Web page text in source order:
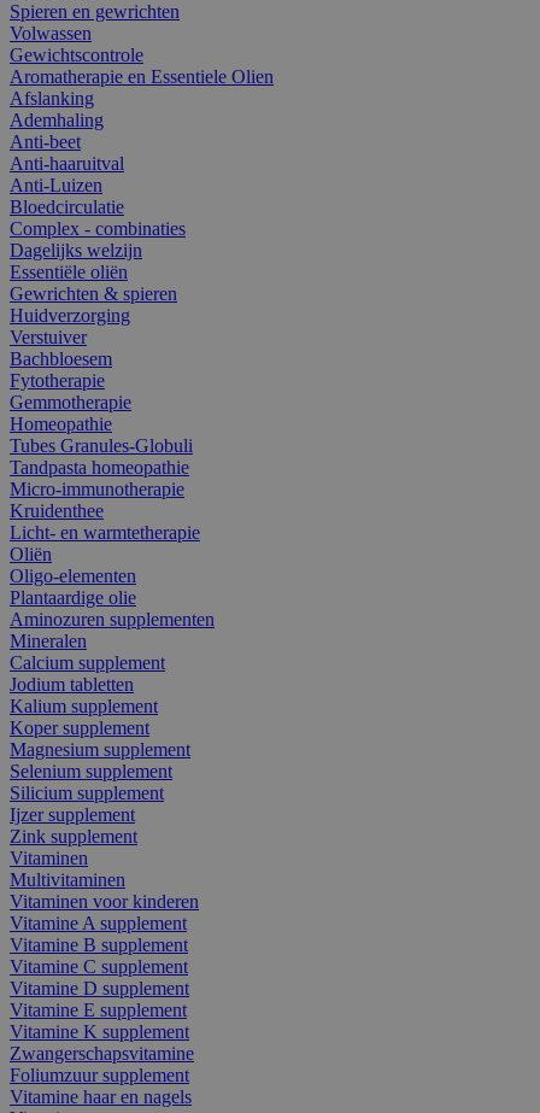
Spieren en gewrichten
Volwassen
Gewichtscontrole
Aromatherapie en Essentiele Olien
Afslanking
Ademhaling
Anti-beet
Anti-haaruitval
Anti-Luizen
Bloedcirculatie
Complex - combinaties
Dagelijks welzijn
Essentiële oliën
Gewrichten & spieren
Huidverzorging
Verstuiver
Bachbloesem
Fytotherapie
Gemmotherapie
Homeopathie
Tubes Granules-Globuli
Tandpasta homeopathie
Micro-immunotherapie
Kruidenthee
Licht- en warmtetherapie
Oliën
Oligo-elementen
Plantaardige olie
Aminozuren supplementen
Mineralen
Calcium supplement
Jodium tabletten
Kalium supplement
Koper supplement
Magnesium supplement
Selenium supplement
Silicium supplement
Ijzer supplement
Zink supplement
Vitaminen
Multivitaminen
Vitaminen voor kinderen
Vitamine A supplement
Vitamine B supplement
Vitamine C supplement
Vitamine D supplement
Vitamine E supplement
Vitamine K supplement
Zwangerschapsvitamine
Foliumzuur supplement
Vitamine haar en nagels